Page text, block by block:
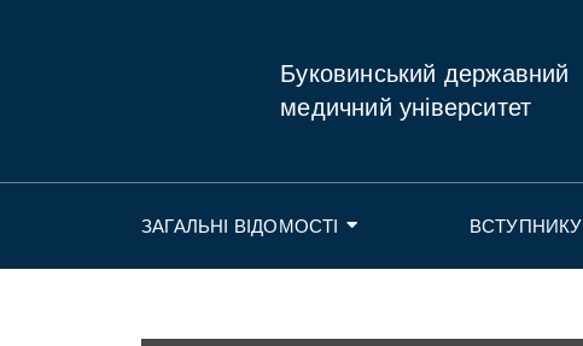
Буковинський державний
медичний університет
ЗАГАЛЬНІ ВІДОМОСТІ ВСТУПНИКУ